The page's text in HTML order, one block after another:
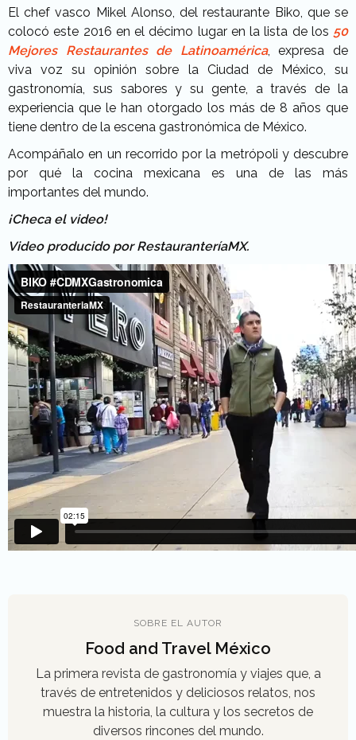
El chef vasco Mikel Alonso, del restaurante Biko, que se
colocó este 2016 en el décimo lugar en la lista de los 50
Mejores Restaurantes de Latinoamérica, expresa de
viva voz su opinión sobre la Ciudad de México, su
gastronomía, sus sabores y su gente, a través de la
experiencia que le han otorgado los más de 8 años que
tiene dentro de la escena gastronómica de México.
Acompáñalo en un recorrido por la metrópoli y descubre
por qué la cocina mexicana es una de las más
importantes del mundo.
¡Checa el video!
Video producido por RestauranteríaMX.
SOBRE EL AUTOR
Food and Travel México
La primera revista de gastronomía y viajes que, a
través de entretenidos y deliciosos relatos, nos
muestra la historia, la cultura y los secretos de
diversos rincones del mundo.